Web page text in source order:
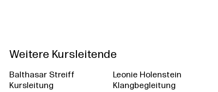
Weitere Kursleitende
Balthasar Streiff
Kursleitung
Leonie Holenstein
Klangbegleitung